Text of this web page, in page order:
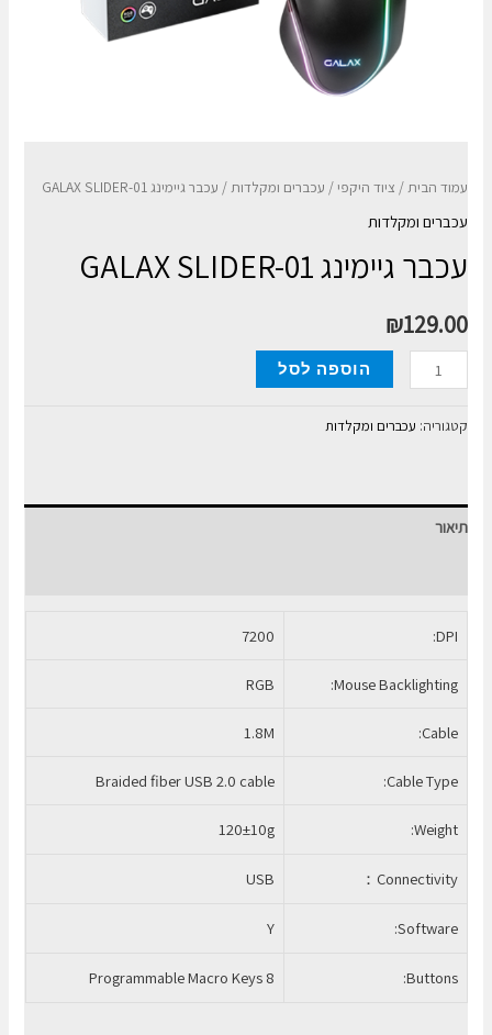
עמוד הבית/ ציוד היקפי/ עכברים ומקלדות/ עכבר גיימינג GALAX SLIDER-01
עכברים ומקלדות
עכבר גיימינג GALAX SLIDER-01
₪129.00
כמות
של
עכבר
SLIDER-
הוספה לסל
קטגוריה: עכברים ומקלדות
תיאור
DPI:
7200
Mouse Backlighting:
RGB
Cable:
1.8M
Cable Type:
Braided fiber USB 2.0 cable
Weight:
120±10g
Connectivity：
USB
Software:
Y
Buttons:
8 Programmable Macro Keys